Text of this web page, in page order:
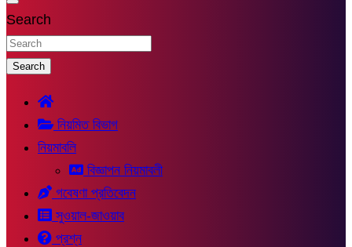
Search
Search
নিয়মিত বিভাগ
নিয়মাবলি
বিজ্ঞাপন নিয়মাবলী
গবেষণা প্রতিবেদন
সুওয়াল-জাওয়াব
প্রশ্ন